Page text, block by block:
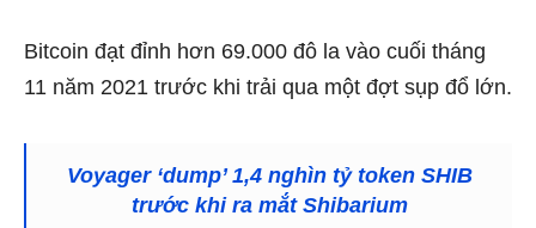
Bitcoin đạt đỉnh hơn 69.000 đô la vào cuối tháng
11 năm 2021 trước khi trải qua một đợt sụp đổ lớn.
Voyager ‘dump’ 1,4 nghìn tỷ token SHIB
trước khi ra mắt Shibarium